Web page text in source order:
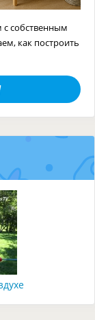
с собственным
как построить